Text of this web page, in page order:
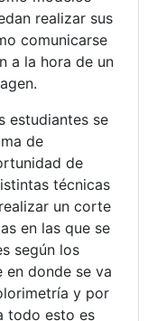
realizar sus
comunicarse
a la hora de un
estudiantes se
de
de
técnicas
un corte
en las que se
según los
donde se va
y por
todo esto es